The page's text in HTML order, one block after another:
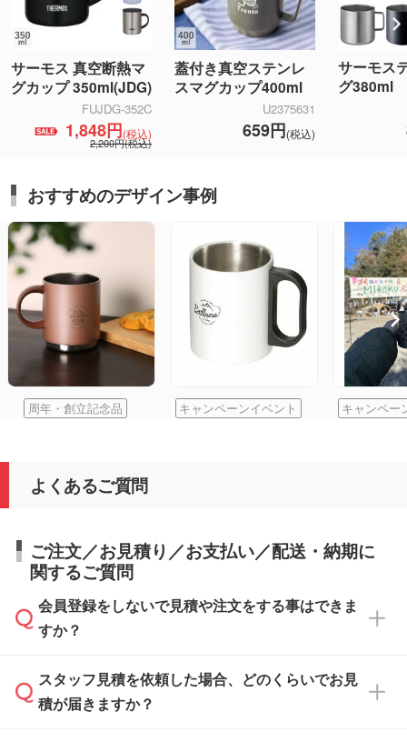
サーモス 真空断熱マ
グカップ 350ml(JDG)
FUJDG-352C
1,848円(税込)
2,200円(税込)
蓋付き真空ステンレ
スマグカップ400ml
U2375631
659円(税込)
サーモス
グ380ml
おすすめのデザイン事例
周年・創立記念品 キャンペーンイベント キャンペー
よくあるご質問
ご注文／お見積り／お支払い／配送・納期に
関するご質問
会員登録をしないで見積や注文をする事はできま
すか？
可能です。見積・注文フォームにて『ゲストの
まま進む』ボタンからお進みのうえ、ご依頼く
スタッフ見積を依頼した場合、どのくらいでお見
積が届きますか？